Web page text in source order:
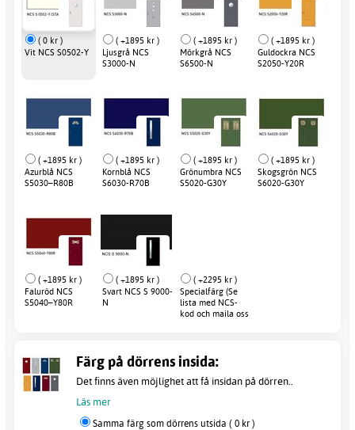
( 0 kr )
Vit NCS S0502-Y
( +1895 kr )
Ljusgrå NCS
S3000-N
( +1895 kr )
Mörkgrå NCS
S6500-N
( +1895 kr )
Guldockra NCS
S2050-Y20R
( +1895 kr )
Azurblå NCS
S5030–R80B
( +1895 kr )
Kornblå NCS
S6030-R70B
( +1895 kr )
Grönumbra NCS
S5020-G30Y
( +1895 kr )
Skogsgrön NCS
S6020-G30Y
( +1895 kr )
Faluröd NCS
S5040–Y80R
( +1895 kr )
Svart NCS S 9000-
N
( +2295 kr )
Specialfärg (Se
lista med NCS-
kod och maila oss
Färg på dörrens insida:
Det finns även möjlighet att få insidan på dörren..
Läs mer
Samma färg som dörrens utsida ( 0 kr )